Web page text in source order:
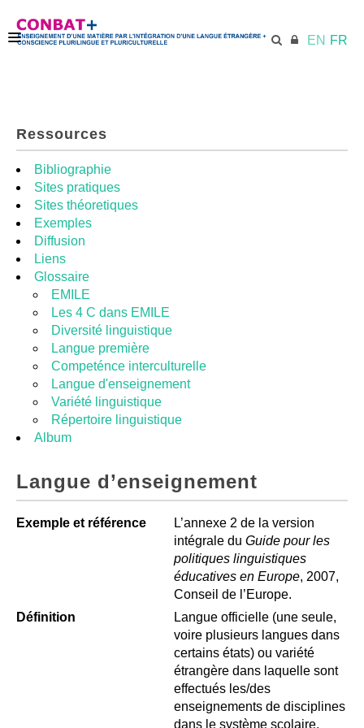
EN FR
KIT DE FORMATION
UNITÉS DIDACTIQUES
RESSOURCES
Ressources
Bibliographie
Sites pratiques
Sites théoretiques
Exemples
Diffusion
Liens
Glossaire
EMILE
Les 4 C dans EMILE
Diversité linguistique
Langue première
Competénce interculturelle
Langue d'enseignement
Variété linguistique
Répertoire linguistique
Album
Langue d’enseignement
Exemple et référence
L’annexe 2 de la version
intégrale du Guide pour les
politiques linguistiques
éducatives en Europe, 2007,
Conseil de l’Europe.
Définition
Langue officielle (une seule,
voire plusieurs langues dans
certains états) ou variété
étrangère dans laquelle sont
effectués les/des
enseignements de disciplines
dans le système scolaire.